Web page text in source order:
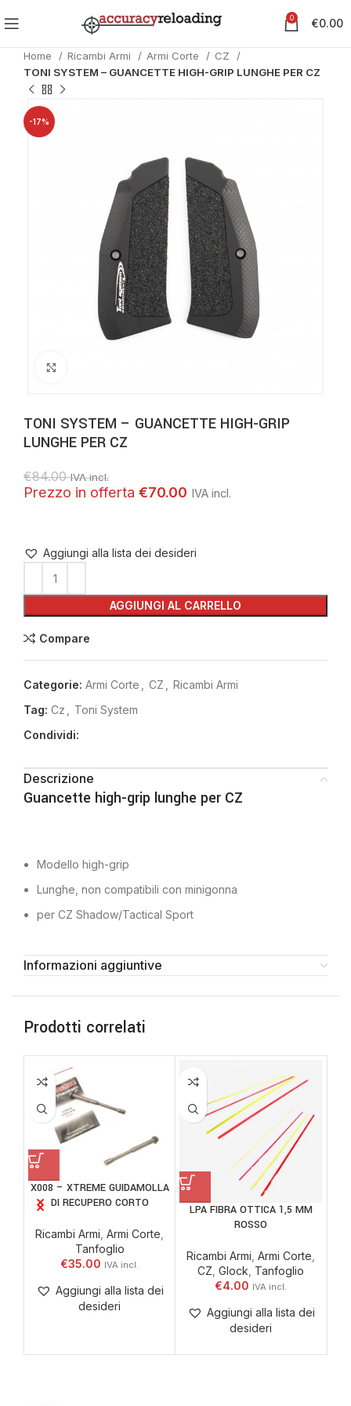
0 €0.00
Home Ricambi Armi Armi Corte
CZ
TONI SYSTEM – GUANCETTE HIGH-GRIP LUNGHE PER CZ
-17%
TONI SYSTEM – GUANCETTE HIGH-GRIP
LUNGHE PER CZ
€84.00 IVA incl.
€70.00
AGGIUNGI AL CARRELLO
Aggiungi alla lista dei desideri
Compare
Categorie: Armi Corte CZ
Ricambi Armi
Tag: Cz
Toni System
Condividi:
Descrizione
Guancette high-grip lunghe per CZ
Modello high-grip
Lunghe, non compatibili con minigonna
per CZ Shadow/Tactical Sport
Informazioni aggiuntive
Prodotti correlati
X008 – XTREME GUIDAMOLLA
DI RECUPERO CORTO
Ricambi Armi, Armi Corte,
Tanfoglio
€35.00
Aggiungi alla lista dei
desideri
LPA FIBRA OTTICA 1,5 MM
ROSSO
Ricambi Armi Armi Corte
CZ Glock Tanfoglio
€4.00
Aggiungi alla lista dei
desideri